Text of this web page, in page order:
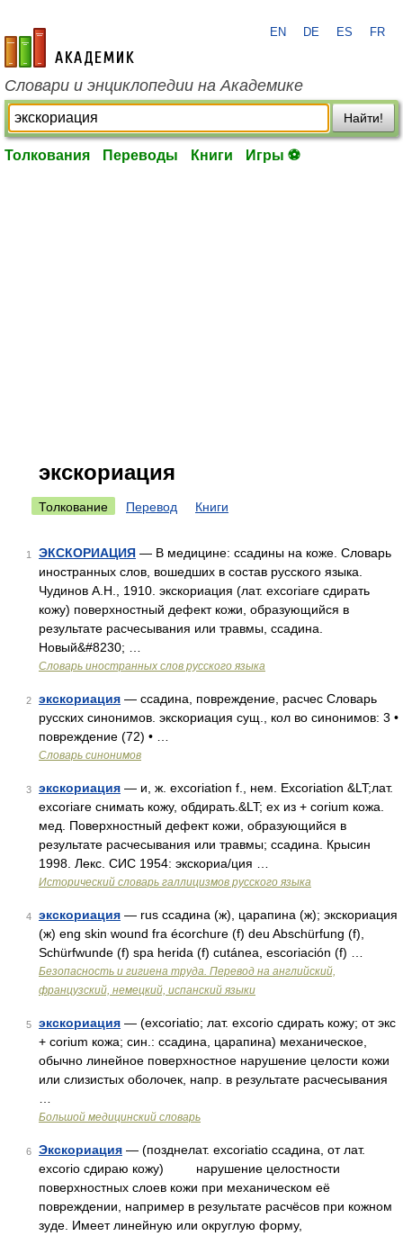
academic.ru
EN DE ES FR
Словари и энциклопедии на Академике
Найти!
Толкования Переводы Книги Игры ⚽
экскориация
Толкование Перевод Книги
1 ЭКСКОРИАЦИЯ — В медицине: ссадины на коже. Словарь
иностранных слов, вошедших в состав русского языка.
Чудинов А.Н., 1910. экскориация (лат. excoriare сдирать
кожу) поверхностный дефект кожи, образующийся в
результате расчесывания или травмы, ссадина.
Новый&#8230; …
Словарь иностранных слов русского языка
2 экскориация — ссадина, повреждение, расчес Словарь
русских синонимов. экскориация сущ., кол во синонимов: 3 •
повреждение (72) • …
Словарь синонимов
3 экскориация — и, ж. excoriation f., нем. Excoriation &LT;лат.
excoriare снимать кожу, обдирать.&LT; ex из + corium кожа.
мед. Поверхностный дефект кожи, образующийся в
результате расчесывания или травмы; ссадина. Крысин
1998. Лекс. СИС 1954: экскориа/ция …
Исторический словарь галлицизмов русского языка
4 экскориация — rus ссадина (ж), царапина (ж); экскориация
(ж) eng skin wound fra écorchure (f) deu Abschürfung (f),
Schürfwunde (f) spa herida (f) cutánea, escoriación (f) …
Безопасность и гигиена труда. Перевод на английский,
французский, немецкий, испанский языки
5 экскориация — (excoriatio; лат. excorio сдирать кожу; от экс
+ corium кожа; син.: ссадина, царапина) механическое,
обычно линейное поверхностное нарушение целости кожи
или слизистых оболочек, напр. в результате расчесывания
Большой медицинский словарь
6 Экскориация — (позднелат. excoriatio ссадина, от лат.
excorio сдираю кожу) нарушение целостности
поверхностных слоев кожи при механическом её
повреждении, например в результате расчёсов при кожном
зуде. Имеет линейную или округлую форму,